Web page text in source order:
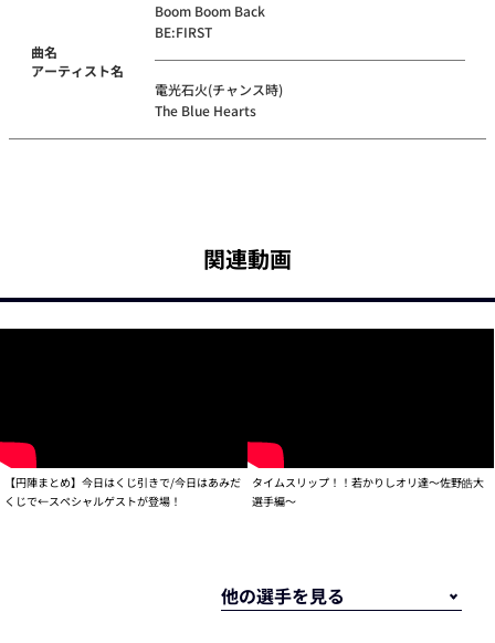
曲名
アーティスト名
Boom Boom Back
BE:FIRST
電光石火(チャンス時)
The Blue Hearts
関連動画
【円陣まとめ】今日はくじ引きで/今日はあみだ
くじで←スペシャルゲストが登場！
タイムスリップ！！若かりしオリ達～佐野皓大
選手編～